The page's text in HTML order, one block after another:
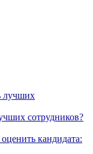
сотрудников?